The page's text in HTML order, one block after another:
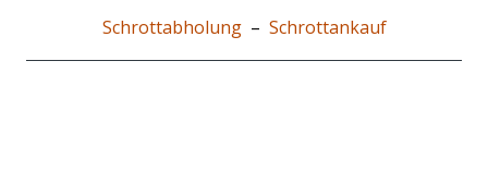
Schrottabholung– Schrottankauf